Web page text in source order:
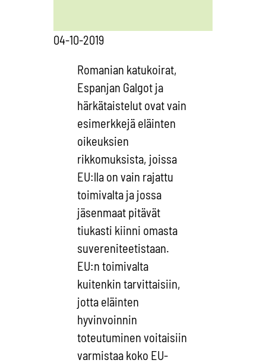
04-10-2019
Romanian katukoirat,
Espanjan Galgot ja
härkätaistelut ovat vain
esimerkkejä eläinten
oikeuksien
rikkomuksista, joissa
EU:lla on vain rajattu
toimivalta ja jossa
jäsenmaat pitävät
tiukasti kiinni omasta
suvereniteetistaan.
EU:n toimivalta
kuitenkin tarvittaisiin,
jotta eläinten
hyvinvoinnin
toteutuminen voitaisiin
varmistaa koko EU-